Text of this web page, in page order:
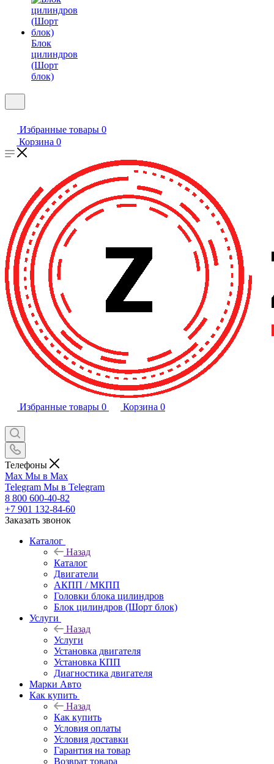
Блок
цилиндров
(Шорт
блок)
Избранные товары 0
Корзина 0
Избранные товары 0 Корзина 0
Телефоны
Max Мы в Max
Telegram Мы в Telegram
8 800 600-40-82
+7 901 132-84-60
Заказать звонок
Каталог
Назад
Каталог
Двигатели
АКПП / МКПП
Головки блока цилиндров
Блок цилиндров (Шорт блок)
Услуги
Назад
Услуги
Установка двигателя
Установка КПП
Диагностика двигателя
Марки Авто
Как купить
Назад
Как купить
Условия оплаты
Условия доставки
Гарантия на товар
Возврат товара